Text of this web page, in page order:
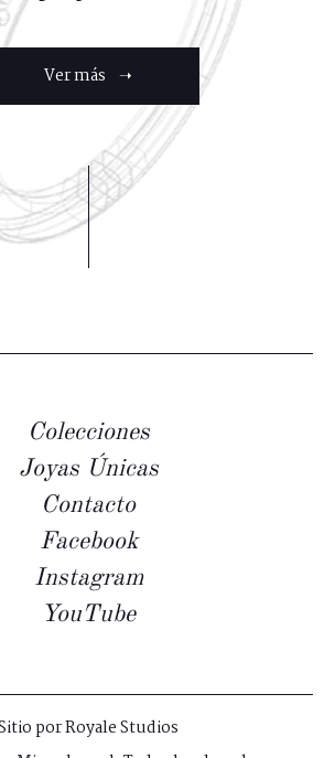
Ver más ➝
Colecciones
Joyas Únicas
Contacto
Facebook
Instagram
YouTube
porRoyale Studios